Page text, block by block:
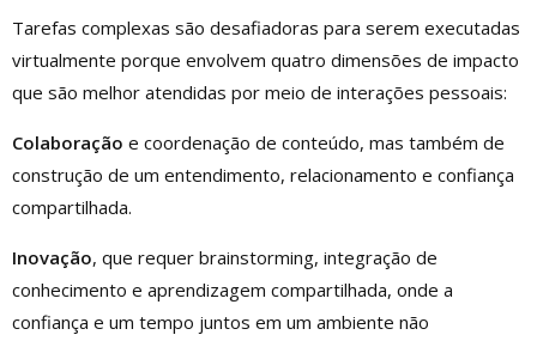
Tarefas complexas são desafiadoras para serem executadas
virtualmente porque envolvem quatro dimensões de impacto
que são melhor atendidas por meio de interações pessoais:
Colaboração e coordenação de conteúdo, mas também de
construção de um entendimento, relacionamento e confiança
compartilhada.
Inovação, que requer brainstorming, integração de
conhecimento e aprendizagem compartilhada, onde a
confiança e um tempo juntos em um ambiente não